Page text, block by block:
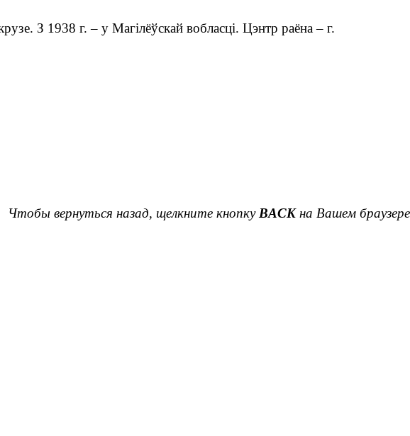
З 1938 г. – у Магілёўскай вобласці. Цэнтр раёна – г.
Чтобы вернуться назад, щелкните кнопку BACKна Вашем браузере